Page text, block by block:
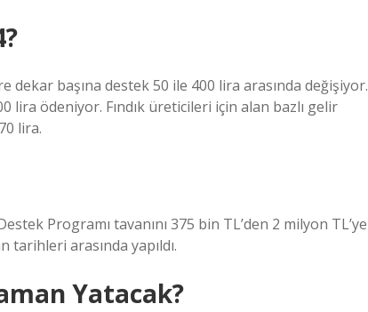
başına destek 50 ile 400 lira arasında değişiyor.
lira ödeniyor. Fındık üreticileri için alan bazlı gelir
lira.
Programı tavanını 375 bin TL’den 2 milyon TL’ye
tarihleri ​​arasında yapıldı.
Yatacak?